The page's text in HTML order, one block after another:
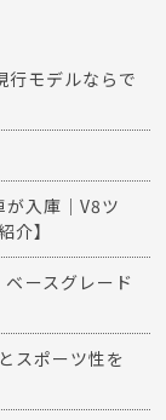
行モデルならで
入庫｜V8ツ
介】
ースグレード
スポーツ性を